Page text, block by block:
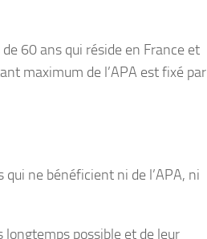
60 ans qui réside en France et
maximum de l’APA est fixé par
qui ne bénéficient ni de l’APA, ni
possible et de leur